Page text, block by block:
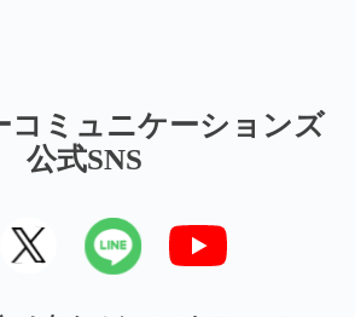
ミュニケーションズ
公式SNS